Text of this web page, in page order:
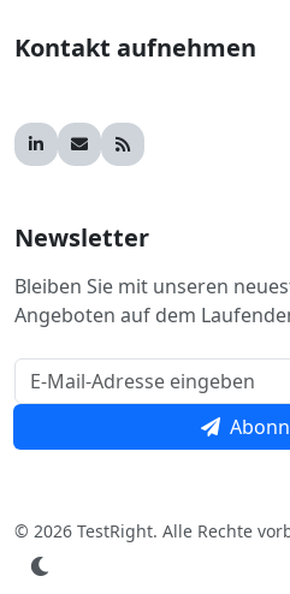
Kontakt aufnehmen
Newsletter
Bleiben Sie mit unseren
Angeboten auf dem
© 2026 TestRight. Alle Rechte